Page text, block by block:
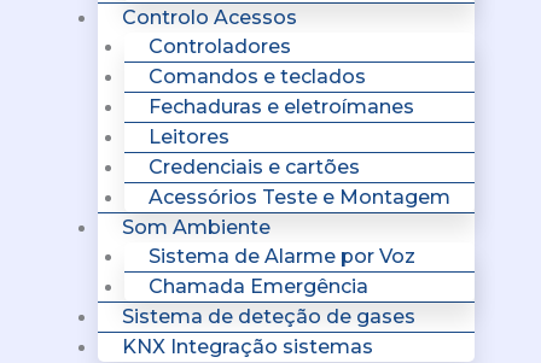
Controlo Acessos
Controladores
Comandos e teclados
Fechaduras e eletroímanes
Leitores
Credenciais e cartões
Acessórios Teste e Montagem
Som Ambiente
Sistema de Alarme por Voz
Chamada Emergência
Sistema de deteção de gases
KNX Integração sistemas